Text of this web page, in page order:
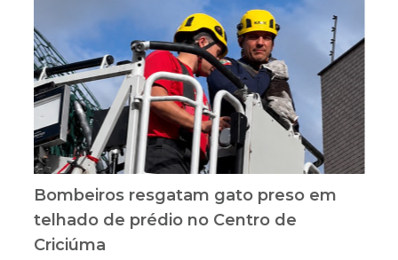
Bombeiros resgatam gato preso em
telhado de prédio no Centro de
Criciúma